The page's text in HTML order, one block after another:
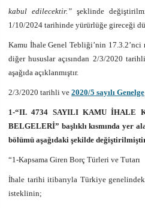
kabul edilecektir.” şeklinde
1/10/2024 tarihinde yürürlüğe gireceği
Kamu İhale Genel Tebliği’nin 17.3.2’nci
diğer hususlar açısından 2/3/2020
aşağıda açıklanmıştır.
2/3/2020 tarihli ve 2020/5 sayılı Genelge
1-“II. 4734 SAYILI KAMU İHALE
BELGELERİ” başlıklı kısmında yer
bölümü aşağıdaki şekilde
“1-Kapsama Giren Borç Türleri ve Tutarı
İhale tarihi itibarıyla Türkiye
isteklinin;